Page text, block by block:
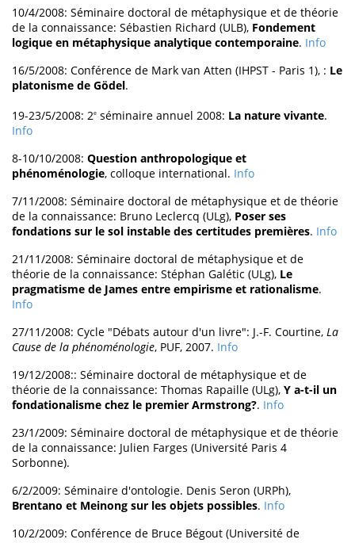
10/4/2008: Séminaire doctoral de métaphysique et de théorie
de la connaissance: Sébastien Richard (ULB), Fondement
logique en métaphysique analytique contemporaine. Info
16/5/2008: Conférence de Mark van Atten (IHPST - Paris 1), : Le
platonisme de Gödel.
19-23/5/2008: 2e séminaire annuel 2008: La nature vivante.
Info
8-10/10/2008: Question anthropologique et
phénoménologie, colloque international. Info
7/11/2008: Séminaire doctoral de métaphysique et de théorie
de la connaissance: Bruno Leclercq (ULg), Poser ses
fondations sur le sol instable des certitudes premières. Info
21/11/2008: Séminaire doctoral de métaphysique et de
théorie de la connaissance: Stéphan Galétic (ULg), Le
pragmatisme de James entre empirisme et rationalisme.
Info
27/11/2008: Cycle "Débats autour d'un livre": J.-F. Courtine, La
Cause de la phénoménologie, PUF, 2007. Info
19/12/2008:: Séminaire doctoral de métaphysique et de
théorie de la connaissance: Thomas Rapaille (ULg), Y a-t-il un
fondationalisme chez le premier Armstrong?. Info
23/1/2009: Séminaire doctoral de métaphysique et de théorie
de la connaissance: Julien Farges (Université Paris 4
Sorbonne).
6/2/2009: Séminaire d'ontologie. Denis Seron (URPh),
Brentano et Meinong sur les objets possibles. Info
10/2/2009: Conférence de Bruce Bégout (Université de